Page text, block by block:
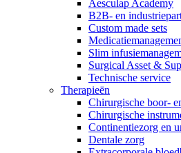
Productassortiment
Vind het product dat je zoekt.
productassortiment.
Op een fijne plek goede nierzorg
Heb je een vraag? Neem contact
Aesculap Academy
B2B- en
Custom made sets
Slim
Surgical Asset &
Technische service
Therapieën
Chirurgische boor-
Chirurgische
Continentiezorg en
Dentale zorg